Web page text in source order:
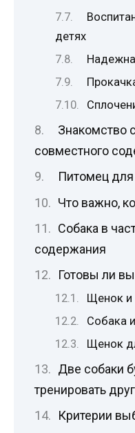
детях
Знакомство
совместного
Питомец для
Что важно,
Собака в
содержания
Готовы ли
Щенок и
Собака
Щенок
Две собаки
тренировать
Критерии